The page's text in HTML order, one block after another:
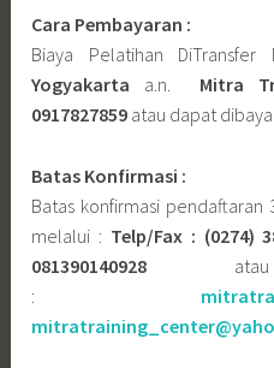
Cara Pembayaran :
Biaya Pelatihan DiTransfer
Yogyakarta a.n. Mitra
0917827859 atau dapat
Batas Konfirmasi :
Batas konfirmasi
melalui : Telp/Fax : (0274)
081390140928
: